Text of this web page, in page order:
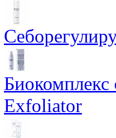
Exfoliator